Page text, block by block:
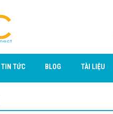
TIN TỨC BLOG TÀI LIỆU